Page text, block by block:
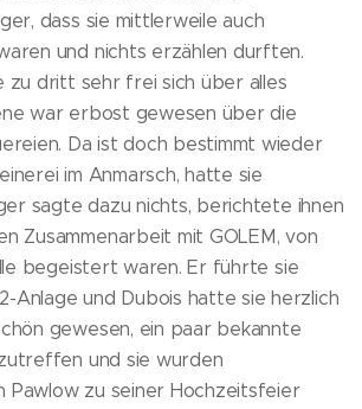
dass sie mittlerweile auch
und nichts erzählen durften.
zu dritt sehr frei sich über alles
war erbost gewesen über die
Da ist doch bestimmt wieder
im Anmarsch, hatte sie
sagte dazu nichts, berichtete ihnen
Zusammenarbeit mit GOLEM, von
begeistert waren. Er führte sie
Anlage und Dubois hatte sie herzlich
gewesen, ein paar bekannte
und sie wurden
Pawlow zu seiner Hochzeitsfeier